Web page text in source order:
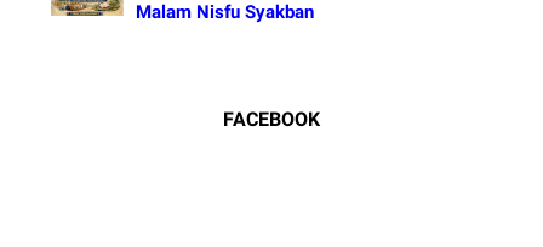
Malam Nisfu Syakban
FACEBOOK